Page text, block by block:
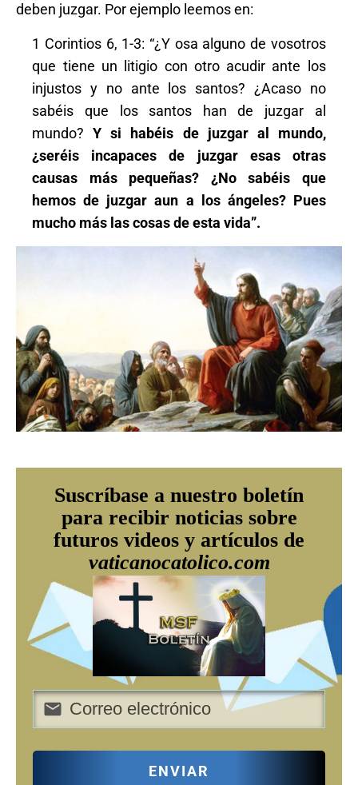
deben juzgar. Por ejemplo leemos en:
1 Corintios 6, 1-3: “¿Y osa alguno de vosotros
que tiene un litigio con otro acudir ante los
injustos y no ante los santos? ¿Acaso no
sabéis que los santos han de juzgar al
mundo?Y si habéis de juzgar al mundo,
¿seréis incapaces de juzgar esas otras
causas más pequeñas? ¿No sabéis que
hemos de juzgar aun a los ángeles? Pues
mucho más las cosas de esta vida”.
Suscríbase a nuestro boletín
para recibir noticias sobre
futuros videos y artículos de
vaticanocatolico.com
ENVIAR